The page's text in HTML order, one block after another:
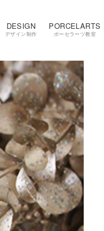
DESIGN
デザイン制作
PORCELARTS
ポーセラーツ教室